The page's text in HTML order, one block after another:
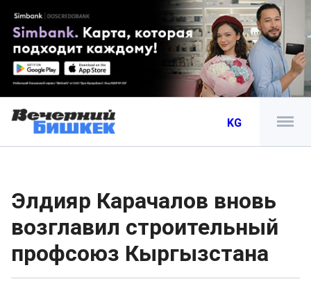
KG
Элдияр Карачалов вновь
возглавил строительный
профсоюз Кыргызстана